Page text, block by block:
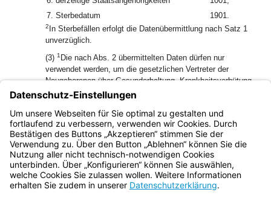
7. Sterbedatum 1901.
2 In Sterbefällen erfolgt die Datenübermittlung nach Satz 1
unverzüglich.
(3) 1 Die nach Abs. 2 übermittelten Daten dürfen nur
verwendet werden, um die gesetzlichen Vertreter der
Neugeborenen über Gesunderhaltung, Krankheitsverhütung,
insbesondere über Vorsorgeuntersuchungen für Kinder,
aufzuklären und zu beraten.
Aufgabenerfüllung unverzüglich, spätestens innerhalb von
zwölf Wochen nach der Datenübermittlung, zu löschen.
Bayern.de
BayernPortal